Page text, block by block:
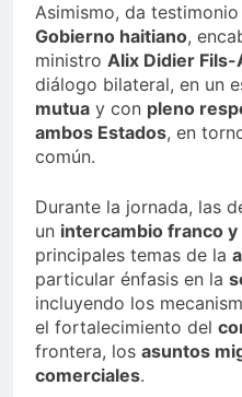
Asimismo, da
Gobierno haitiano,
ministro Alix Didier Fils-
diálogo bilateral, en un
mutua y con pleno
ambos Estados, en
común.
Durante la jornada, las
un intercambio franco
principales temas de la
particular énfasis en la
incluyendo los
el fortalecimiento del
frontera, los asuntos
comerciales.